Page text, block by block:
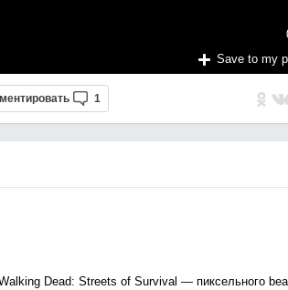
Save to my
1
Dead: Streets of Survival — пиксельного